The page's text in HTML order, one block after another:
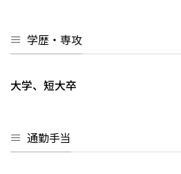
学歴・専攻
大学、短大卒
通勤手当